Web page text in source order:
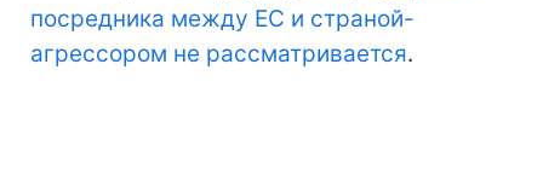
посредника между ЕС и страной-
агрессором не рассматривается.